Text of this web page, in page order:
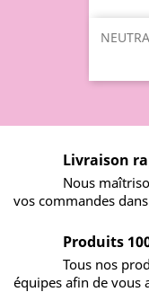
Livraison
Nous
vos commandes
Produits
Tous nos
équipes afin de vous